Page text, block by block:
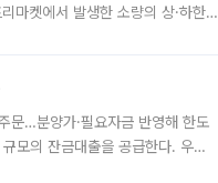
마켓에서 발생한 소량의 상·하한
문…분양가·필요자금 반영해 한도
모의 잔금대출을 공급한다. 우리